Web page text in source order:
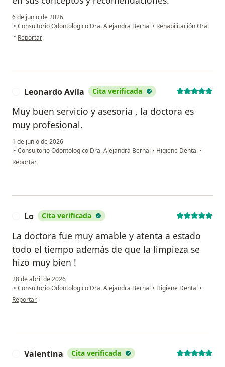
6 de junio de 2026
• Consultorio Odontologico Dra. Alejandra Bernal • Rehabilitación Oral
• en opinión del usuario Gabriel Efraín Vallejo López
Reportar
Leonardo Avila Cita verificada
Muy buen servicio y asesoria , la doctora es
muy profesional.
1 de junio de 2026
• Consultorio Odontologico Dra. Alejandra Bernal • Higiene Dental •
en opinión del usuario Leonardo Avila
Reportar
Lo Cita verificada
La doctora fue muy amable y atenta a estado
todo el tiempo además de que la limpieza se
hizo muy bien !
28 de abril de 2026
• Consultorio Odontologico Dra. Alejandra Bernal • Higiene Dental •
en opinión del usuario Lo
Reportar
Valentina Cita verificada